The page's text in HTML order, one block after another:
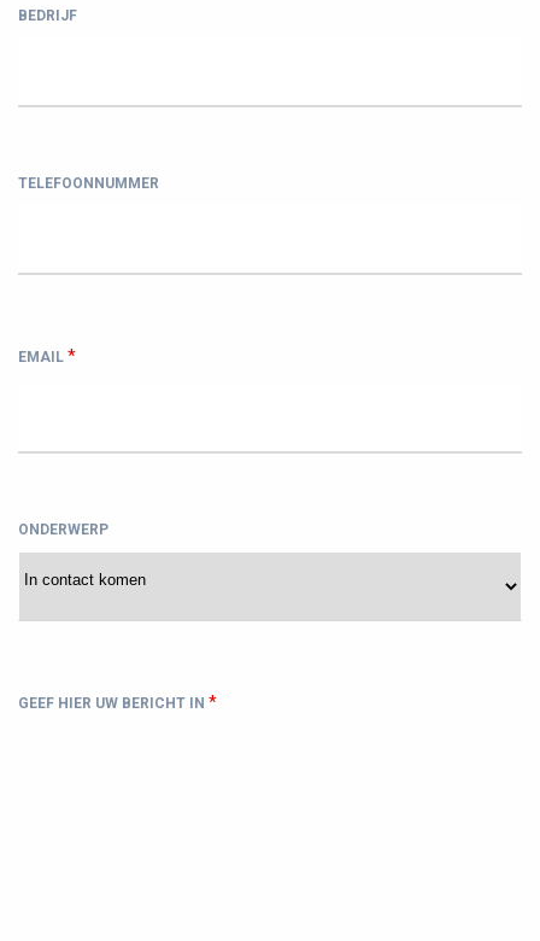
BEDRIJF
TELEFOONNUMMER
EMAIL *
ONDERWERP
GEEF HIER UW BERICHT IN *